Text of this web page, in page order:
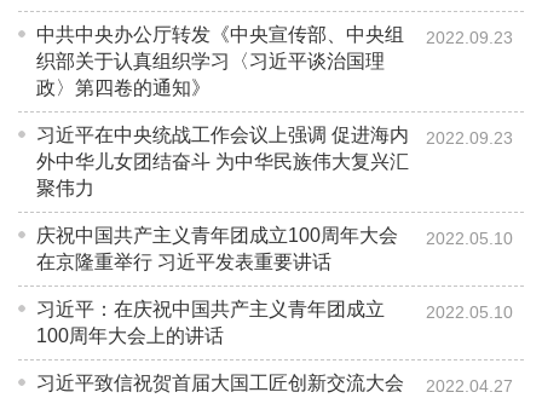
中共中央办公厅转发《中央宣传部、中央组
织部关于认真组织学习〈习近平谈治国理
政〉第四卷的通知》
2022.09.23
习近平在中央统战工作会议上强调 促进海内
外中华儿女团结奋斗 为中华民族伟大复兴汇
聚伟力
2022.09.23
庆祝中国共产主义青年团成立100周年大会
在京隆重举行 习近平发表重要讲话
2022.05.10
习近平：在庆祝中国共产主义青年团成立
100周年大会上的讲话
2022.05.10
习近平致信祝贺首届大国工匠创新交流大会
2022.04.27